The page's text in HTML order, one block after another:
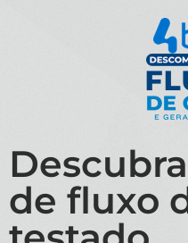
de fluxo